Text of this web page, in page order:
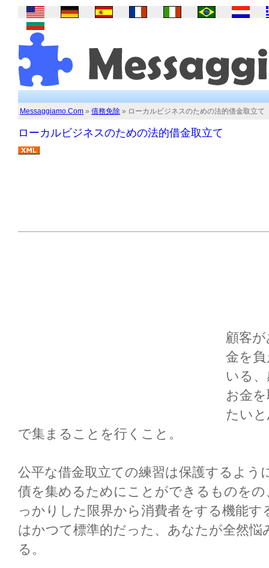
Messaggiamo.Com » 債務免除 » ローカルビジネスのための法的借金取立て
ローカルビジネスのための法的借金取立て
顧客
金を
いる
お金
たい
で集まることを行くこと。
公平な借金取立ての練習は保護するよう
債を集めるためにことができるものを
っかりした限界から消費者をする機能す
はかつて標準的だった、あなたが全然悩
る。